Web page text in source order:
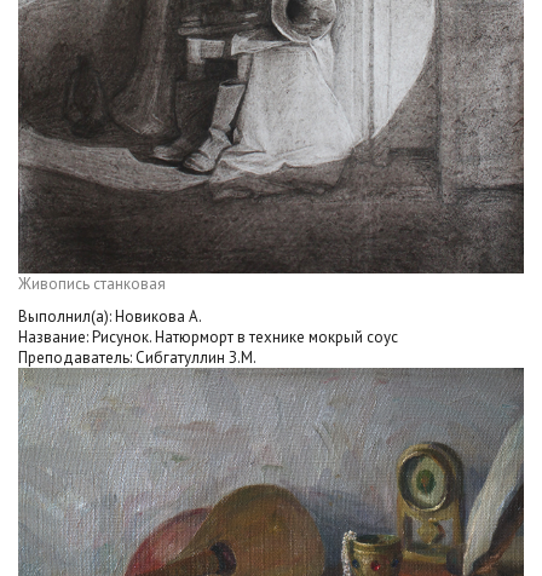
Живопись станковая
Выполнил(а): Новикова А.
Название: Рисунок. Натюрморт в технике мокрый соус
Преподаватель: Сибгатуллин З.М.